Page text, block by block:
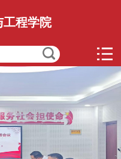
工程学院